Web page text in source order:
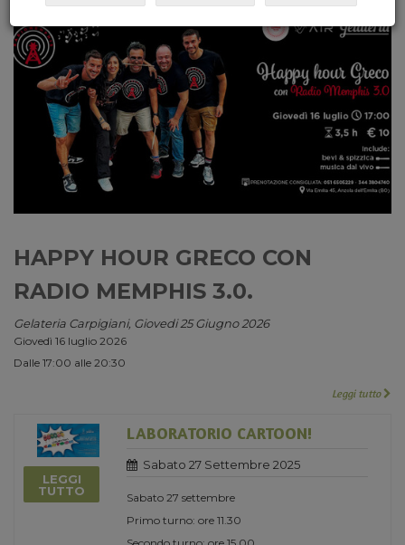
HAPPY HOUR GRECO CON
RADIO MEMPHIS 3.0.
Gelateria Carpigiani, Giovedi 25 Giugno 2026
Giovedì 16 luglio 2026
Dalle 17:00 alle 20:30
Leggi tutto
LEGGI
TUTTO
LABORATORIO CARTOON!
Sabato 27 Settembre 2025
Sabato 27 settembre
Primo turno: ore 11.30